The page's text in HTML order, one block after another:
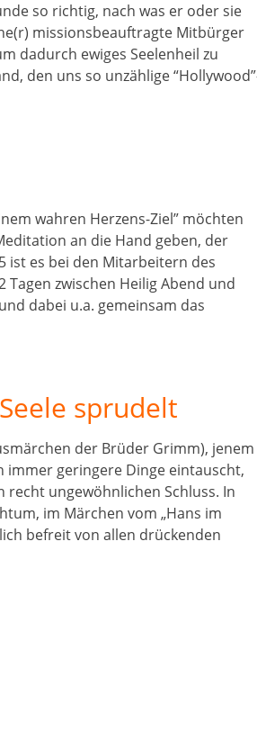
so richtig, nach was er oder sie
missionsbeauftragte Mitbürger
dadurch ewiges Seelenheil zu
den uns so unzählige
wahren Herzens-Ziel” möchten
an die Hand geben, der
ist es bei den Mitarbeitern des
zwischen Heilig Abend und
dabei u.a. gemeinsam das
sprudelt
der Brüder Grimm), jenem
immer geringere Dinge eintauscht,
ungewöhnlichen Schluss. In
im Märchen vom „Hans im
befreit von allen drückenden